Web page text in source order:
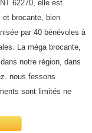
62270, elle est
brocante, bien
par 40 bénévoles à
La méga brocante,
notre région, dans
nous fessons
sont limités ne